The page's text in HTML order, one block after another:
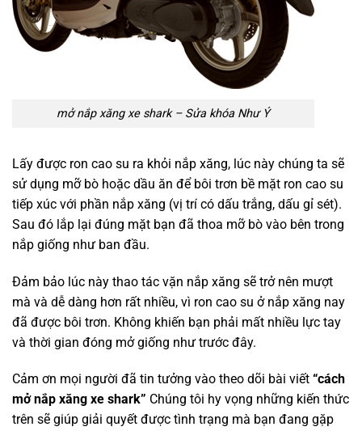
mở nắp xăng xe shark – Sửa khóa Như Ý
Lấy được ron cao su ra khỏi nắp xăng, lúc này chúng ta sẽ
sử dụng mỡ bò hoặc dầu ăn để bôi trơn bề mặt ron cao su
tiếp xúc với phần nắp xăng (vị trí có dấu trắng, dấu gỉ sét).
Sau đó lắp lại đúng mặt bạn đã thoa mỡ bò vào bên trong
nắp giống như ban đầu.
Đảm bảo lúc này thao tác vặn nắp xăng sẽ trở nên mượt
mà và dễ dàng hơn rất nhiều, vì ron cao su ở nắp xăng nay
đã được bôi trơn. Không khiến bạn phải mất nhiều lực tay
và thời gian đóng mở giống như trước đây.
Cảm ơn mọi người đã tin tưởng vào theo dõi bài viết “cách
mở nắp xăng xe shark” Chúng tôi hy vọng những kiến thức
trên sẽ giúp giải quyết được tình trạng mà bạn đang gặp